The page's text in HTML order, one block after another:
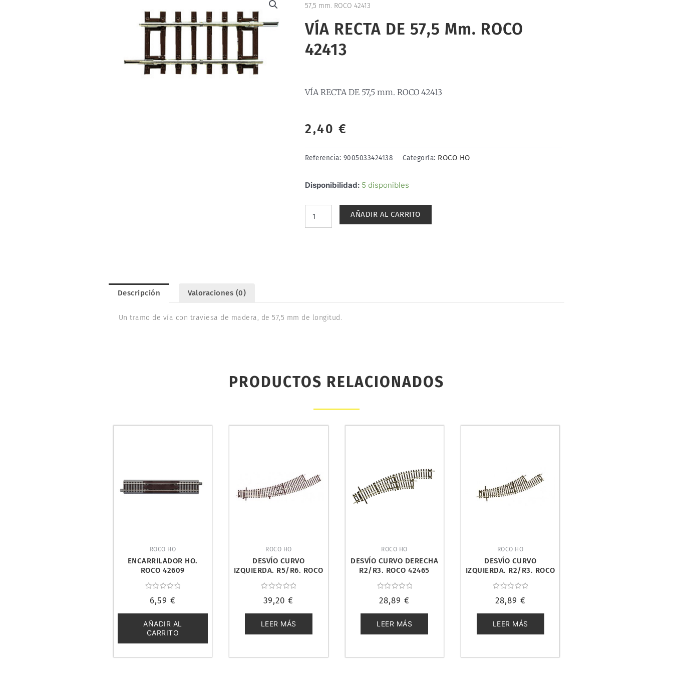
57,5 mm. ROCO 42413
VÍA RECTA DE 57,5 Mm. ROCO
42413
VÍA RECTA DE 57,5 mm. ROCO 42413
2,40 €
Referencia: 9005033424138 Categoría: ROCO HO
Disponibilidad: 5 disponibles
VÍA
57,5
AÑADIR AL CARRITO
Descripción Valoraciones (0)
Un tramo de vía con traviesa de madera, de 57,5 mm de longitud.
PRODUCTOS RELACIONADOS
ROCO HO
ENCARRILADOR HO.
ROCO 42609
con
de
5
6,59 €
AÑADIR AL
CARRITO
ROCO HO
DESVÍO CURVO
IZQUIERDA. R5/R6. ROCO
con
de
5
39,20€
LEER MÁS
ROCO HO
DESVÍO CURVO DERECHA
R2/R3. ROCO 42465
con
de
5
28,89€
LEER MÁS
ROCO HO
DESVÍO CURVO
IZQUIERDA. R2/R3. ROCO
con
de
5
28,89 €
LEER MÁS